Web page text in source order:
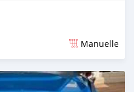
Manuelle